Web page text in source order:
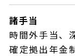
諸手当
時間外手当、
確定拠出年金